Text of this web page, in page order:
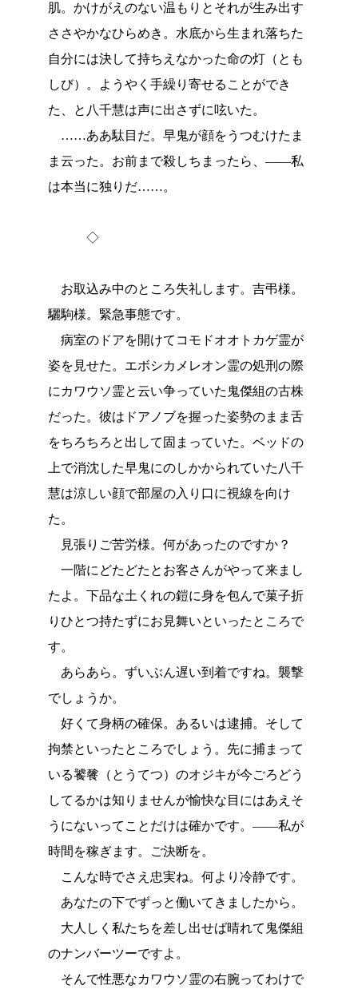
肌。かけがえのない温もりとそれが生み出す
ささやかなひらめき。水底から生まれ落ちた
自分には決して持ちえなかった命の灯（とも
しび）。ようやく手繰り寄せることができ
た、と八千慧は声に出さずに呟いた。
……ああ駄目だ。早鬼が顔をうつむけたま
ま云った。お前まで殺しちまったら、――私
は本当に独りだ……。
◇
お取込み中のところ失礼します。吉弔様。
驪駒様。緊急事態です。
病室のドアを開けてコモドオオトカゲ霊が
姿を見せた。エボシカメレオン霊の処刑の際
にカワウソ霊と云い争っていた鬼傑組の古株
だった。彼はドアノブを握った姿勢のまま舌
をちろちろと出して固まっていた。ベッドの
上で消沈した早鬼にのしかかられていた八千
慧は涼しい顔で部屋の入り口に視線を向け
た。
見張りご苦労様。何があったのですか？
一階にどたどたとお客さんがやって来まし
たよ。下品な土くれの鎧に身を包んで菓子折
りひとつ持たずにお見舞いといったところで
す。
あらあら。ずいぶん遅い到着ですね。襲撃
でしょうか。
好くて身柄の確保。あるいは逮捕。そして
拘禁といったところでしょう。先に捕まって
いる饕餮（とうてつ）のオジキが今ごろどう
してるかは知りませんが愉快な目にはあえそ
うにないってことだけは確かです。――私が
時間を稼ぎます。ご決断を。
こんな時でさえ忠実ね。何より冷静です。
あなたの下でずっと働いてきましたから。
大人しく私たちを差し出せば晴れて鬼傑組
のナンバーツーですよ。
そんで性悪なカワウソ霊の右腕ってわけで